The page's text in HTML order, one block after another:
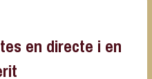
en directe i en